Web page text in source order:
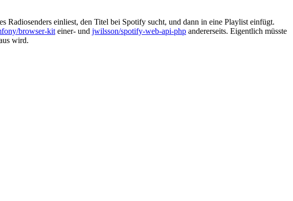
Radiosenders einliest, den Titel bei Spotify sucht, und dann in eine Playlist einfügt.
browser-kit einer- und jwilsson/spotify-web-api-php andererseits. Eigentlich müsste
wird.